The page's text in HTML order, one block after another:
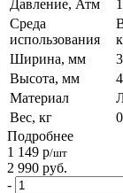
Давление, Атм
Среда
использования
Ширина, мм
Высота, мм
Материал
Вес, кг
Подробнее
1 149 р/шт
2 990 руб.
-